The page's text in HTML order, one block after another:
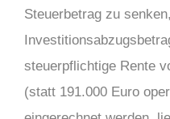
Steuerbetrag zu
steuerpflichtige Rente
(statt 191.000 Euro